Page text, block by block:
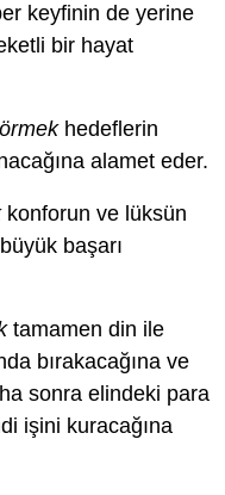
keyfinin de yerine
bir hayat
hedeflerin
alamet eder.
konforun ve lüksün
başarı
tamamen din ile
bırakacağına ve
sonra elindeki para
işini kuracağına